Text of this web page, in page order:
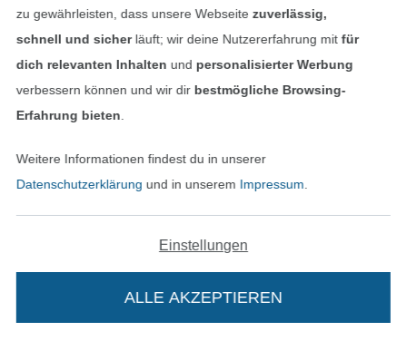
Impressum
AGB
Widerrufsrecht
In den deutschen Shop wechseln (aktuell
zu gewährleisten, dass unsere Webseite zuverlässig,
schnell und sicherläuft; wir deine Nutzererfahrung mitfür
dich relevanten Inhalten und personalisierter Werbung
verbessern können und wir dir bestmögliche Browsing-
Erfahrung bieten
Weitere Informationen findest du in unserer
Datenschutzerklärung und in unserem Impressum
Einstellungen
ALLE AKZEPTIEREN